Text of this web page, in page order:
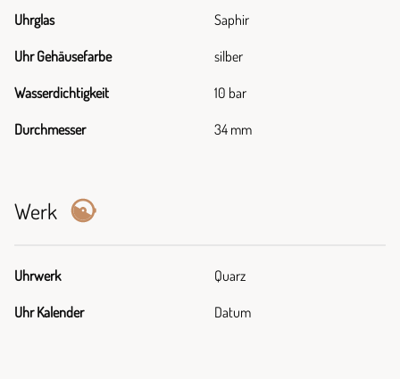
Uhrglas Saphir
Uhr Gehäusefarbe silber
Wasserdichtigkeit 10 bar
Durchmesser 34 mm
Werk
Uhrwerk Quarz
Uhr Kalender Datum